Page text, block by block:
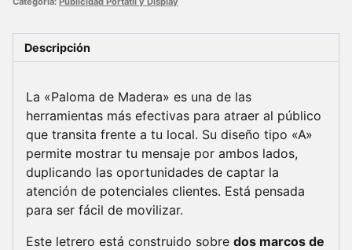
cantidad
Descripción
La «Paloma de Madera» es una de las
herramientas más efectivas para atraer al público
que transita frente a tu local. Su diseño tipo «A»
permite mostrar tu mensaje por ambos lados,
duplicando las oportunidades de captar la
atención de potenciales clientes. Está pensada
para ser fácil de movilizar.
Este letrero está construido sobre dos marcos de